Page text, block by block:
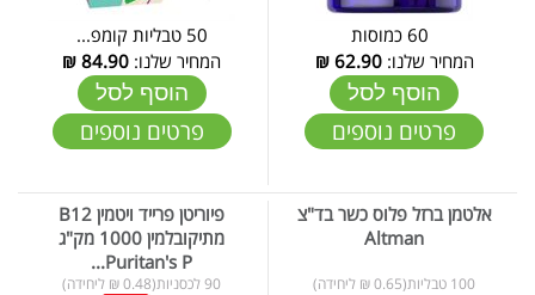
המחיר שלנו:62.90
₪
הוסף לסל
פרטים נוספים
50 טבליות קומפ...
המחיר שלנו: 84.90
₪
הוסף לסל
פרטים נוספים
אלטמן ברזל פלוס כשר בד"צ
Altman
100 טבליות(0.65 ₪ ליחידה)
פיוריטן פרייד ויטמין B12
מתיקובלמין 1000 מק"ג
Puritan's P...
90 לכסניות(0.48 ₪ ליחידה)